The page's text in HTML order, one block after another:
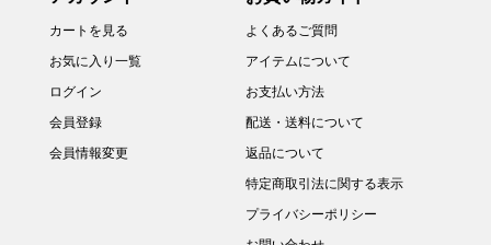
カートを見る
お気に入り一覧
ログイン
会員登録
会員情報変更
よくあるご質問
アイテムについて
お支払い方法
配送・送料について
返品について
特定商取引法に関する表示
プライバシーポリシー